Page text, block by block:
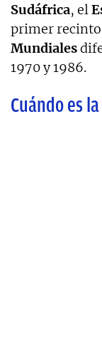
Sudáfrica, el
primer recinto
Mundiales
1970 y 1986.
Cuándo es